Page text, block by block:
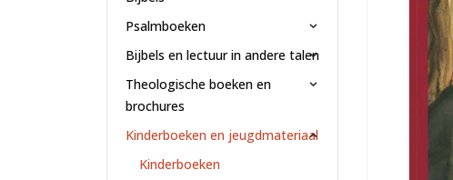
Psalmboeken
Bijbels en lectuur in andere talen
Theologische boeken en
brochures
Kinderboeken en jeugdmateriaal
Kinderboeken